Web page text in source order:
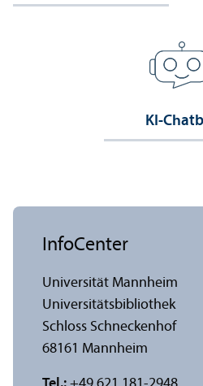
KI-
InfoCenter
Universität Mannheim
Universitäts­bibliothek
Schloss Schneckenhof
68161 Mannheim